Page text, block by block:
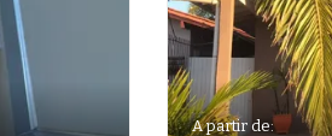
A partir de: